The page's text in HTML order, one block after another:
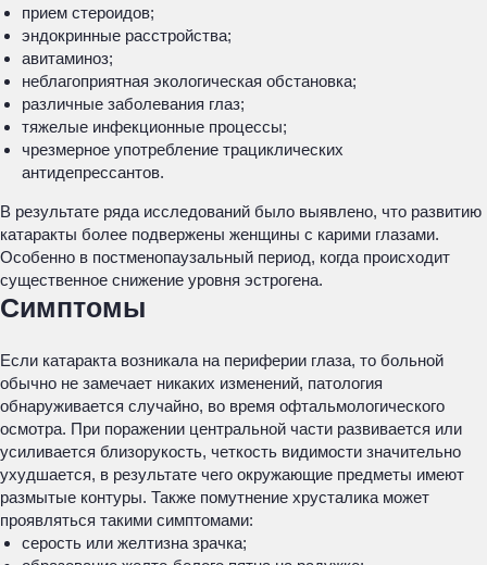
прием стероидов;
эндокринные расстройства;
авитаминоз;
неблагоприятная экологическая обстановка;
различные заболевания глаз;
тяжелые инфекционные процессы;
чрезмерное употребление трациклических
антидепрессантов.
В результате ряда исследований было выявлено, что развитию
катаракты более подвержены женщины с карими глазами.
Особенно в постменопаузальный период, когда происходит
существенное снижение уровня эстрогена.
Симптомы
Если катаракта возникала на периферии глаза, то больной
обычно не замечает никаких изменений, патология
обнаруживается случайно, во время офтальмологического
осмотра. При поражении центральной части развивается или
усиливается близорукость, четкость видимости значительно
ухудшается, в результате чего окружающие предметы имеют
размытые контуры. Также помутнение хрусталика может
проявляться такими симптомами:
серость или желтизна зрачка;